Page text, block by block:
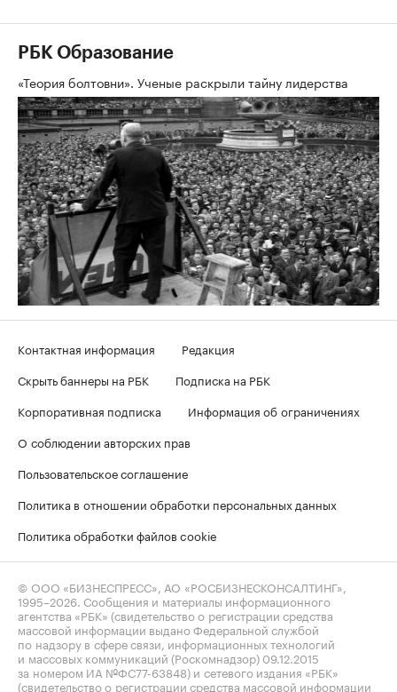
РБК Образование
«Теория болтовни». Ученые раскрыли тайну лидерства
Контактная информация
Редакция
Скрыть баннеры на РБК
Подписка на РБК
Корпоративная подписка
Информация об ограничениях
О соблюдении авторских прав
Пользовательское соглашение
Политика в отношении обработки персональных данных
Политика обработки файлов cookie
© ООО «БИЗНЕСПРЕСС», АО «РОСБИЗНЕСКОНСАЛТИНГ»,
1995–2026 . Сообщения и материалы информационного
агентства «РБК» (свидетельство о регистрации средства
массовой информации выдано Федеральной службой
по надзору в сфере связи, информационных технологий
и массовых коммуникаций (Роскомнадзор) 09.12.2015
за номером ИА №ФС77-63848) и сетевого издания «РБК»
(свидетельство о регистрации средства массовой информации